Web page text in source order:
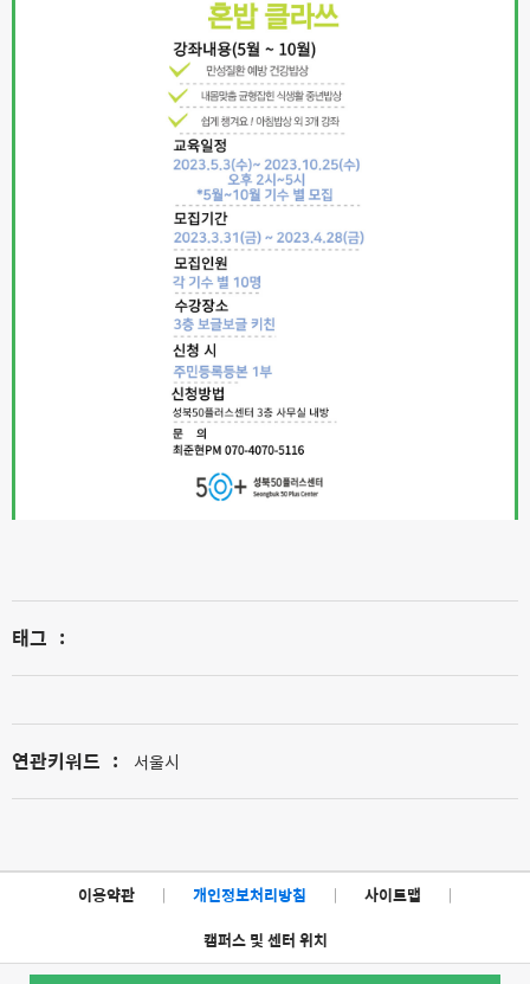
태그 :
연관키워드 : 서울시
이용약관 | 개인정보처리방침 | 사이트맵
|
캠퍼스 및 센터 위치